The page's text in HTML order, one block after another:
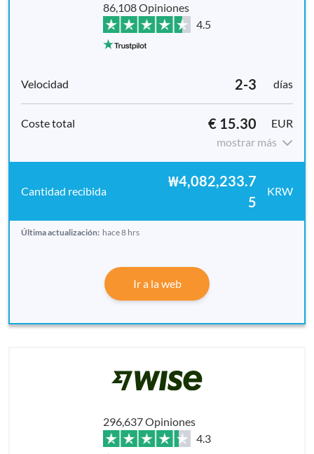
86,108 Opiniones
4.5
2-3 días
€ 15.30
EUR
mostrar más
₩4,082,233.7
5
KRW
Última actualización: hace 8 hrs
Ir a la web
296,637 Opiniones
4.3